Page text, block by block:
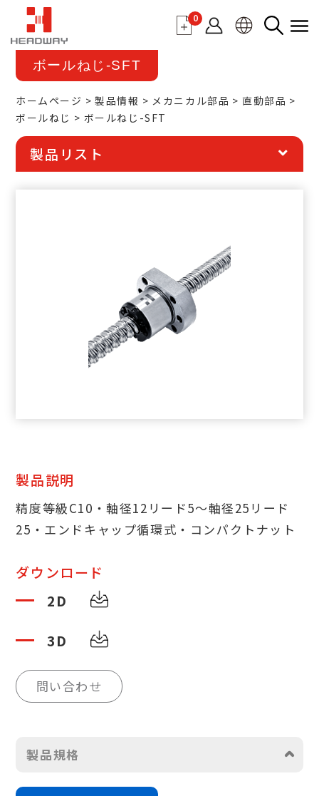
0
ボールねじ-SFT
ホームページ 製品情報 メカニカル部品
直動部品
ボールねじ
ボールねじ-SFT
製品リスト
製品説明
精度等級C10・軸径12リード5～軸径25リード
25・エンドキャップ循環式・コンパクトナット
ダウンロード
2D
3D
問い合わせ
製品規格